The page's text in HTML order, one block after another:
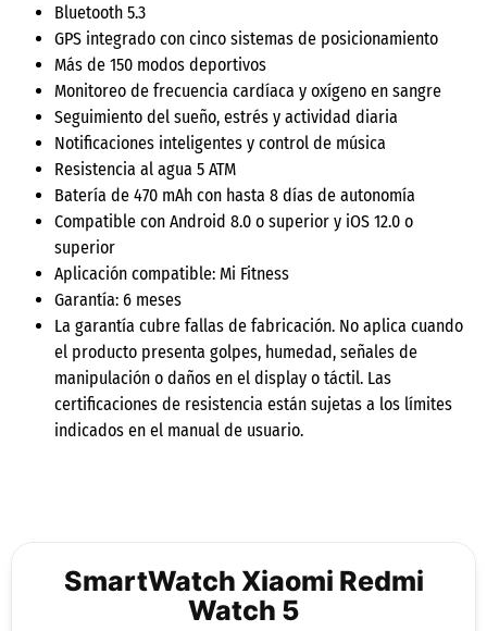
Bluetooth 5.3
GPS integrado con cinco sistemas de posicionamiento
Más de 150 modos deportivos
Monitoreo de frecuencia cardíaca y oxígeno en sangre
Seguimiento del sueño, estrés y actividad diaria
Notificaciones inteligentes y control de música
Resistencia al agua 5 ATM
Batería de 470 mAh con hasta 8 días de autonomía
Compatible con Android 8.0 o superior y iOS 12.0 o
superior
Aplicación compatible: Mi Fitness
Garantía: 6 meses
La garantía cubre fallas de fabricación. No aplica cuando
el producto presenta golpes, humedad, señales de
manipulación o daños en el display o táctil. Las
certificaciones de resistencia están sujetas a los límites
indicados en el manual de usuario.
SmartWatch Xiaomi Redmi
Watch 5